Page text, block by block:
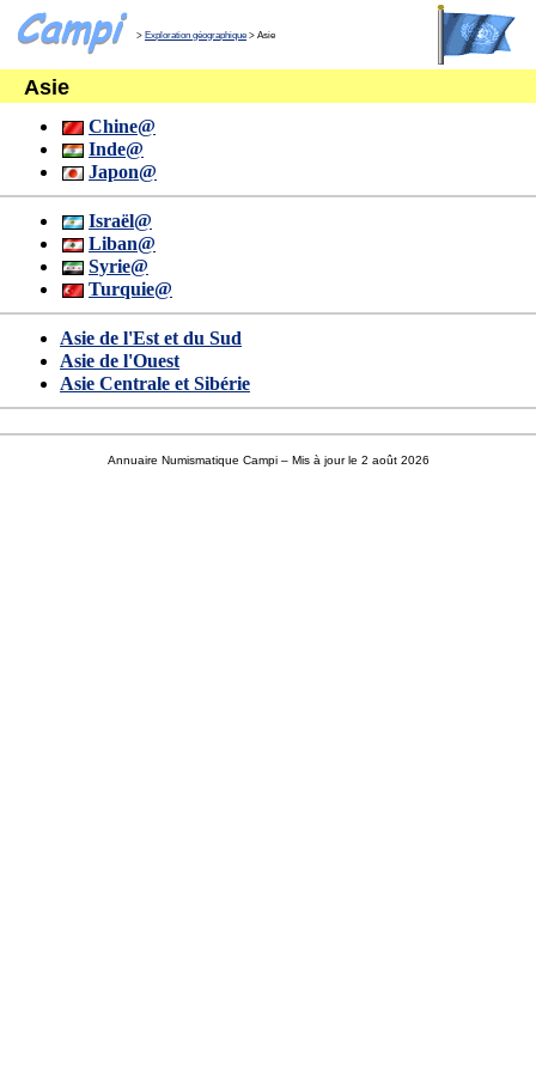
> Exploration géographique > Asie
Asie
Chine@
Inde@
Japon@
Israël@
Liban@
Syrie@
Turquie@
Asie de l'Est et du Sud
Asie de l'Ouest
Asie Centrale et Sibérie
Annuaire Numismatique Campi– Mis à jour le 2 août 2026